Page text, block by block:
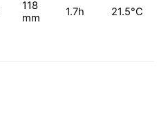
118
mm
1.7h 21.5°C